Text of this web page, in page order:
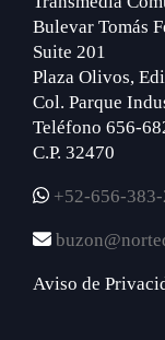
Bulevar Tomás
Suite 201
Plaza Olivos,
Col. Parque
Teléfono 656-
C.P. 32470
+52-656-383-
Aviso de